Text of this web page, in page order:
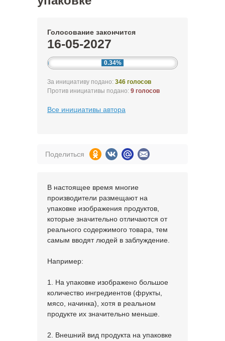
Голосование закончится
16-05-2027
0.34%
За инициативу подано: 346 голосов
Против инициативы подано: 9 голосов
Все инициативы автора
Поделиться
В настоящее время многие
производители размещают на
упаковке изображения продуктов,
которые значительно отличаются от
реального содержимого товара, тем
самым вводят людей в заблуждение.
Например:
1. На упаковке изображено большое
количество ингредиентов (фрукты,
мясо, начинка), хотя в реальном
продукте их значительно меньше.
2. Внешний вид продукта на упаковке